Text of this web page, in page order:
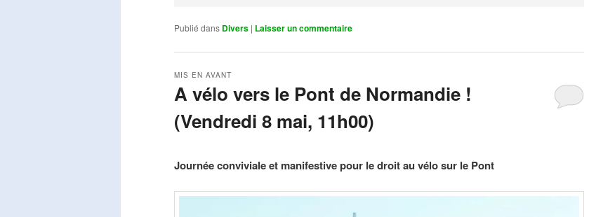
Publié dans Divers | Laisser un commentaire
A vélo vers le Pont de Normandie !
(Vendredi 8 mai, 11h00)
MIS EN AVANT
Journée conviviale et manifestive pour le droit au vélo sur le Pont